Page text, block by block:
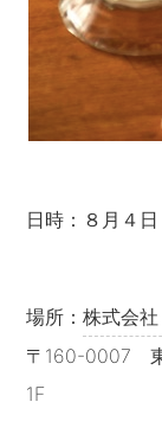
日時：８月４
場所：株式会
〒160-0007
1F